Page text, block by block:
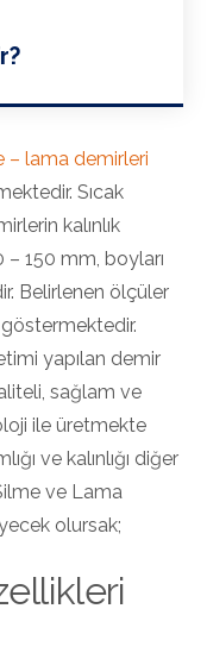
– lama demirleri
Sıcak
kalınlık
150 mm, boyları
Belirlenen ölçüler
yapılan demir
sağlam ve
ile üretmekte
ve kalınlığı diğer
ve Lama
olursak;